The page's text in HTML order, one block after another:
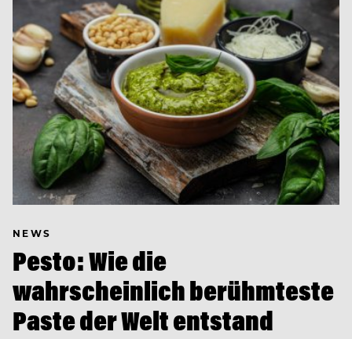
NEWS
Pesto: Wie die
wahrscheinlich berühmteste
Paste der Welt entstand